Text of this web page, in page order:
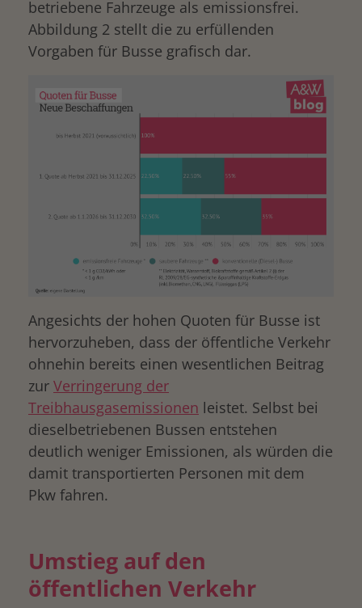
betriebene Fahrzeuge als emissionsfrei.
Abbildung 2 stellt die zu erfüllenden
Vorgaben für Busse grafisch dar.
Angesichts der hohen Quoten für Busse ist
hervorzuheben, dass der öffentliche Verkehr
ohnehin bereits einen wesentlichen Beitrag
zur Verringerung der
Treibhausgasemissionen leistet. Selbst bei
dieselbetriebenen Bussen entstehen
deutlich weniger Emissionen, als würden die
damit transportierten Personen mit dem
Pkw fahren.
Umstieg auf den
öffentlichen Verkehr